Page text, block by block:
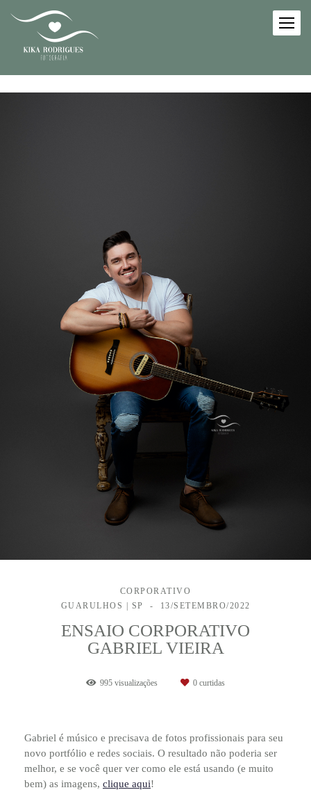
CORPORATIVO
GUARULHOS | SP
13/SETEMBRO/2022
ENSAIO CORPORATIVO
GABRIEL VIEIRA
995 visualizações 0 curtidas
Gabriel é músico e precisava de fotos profissionais para seu
novo portfólio e redes sociais. O resultado não poderia ser
melhor, e se você quer ver como ele está usando (e muito
bem) as imagens, clique aqui!